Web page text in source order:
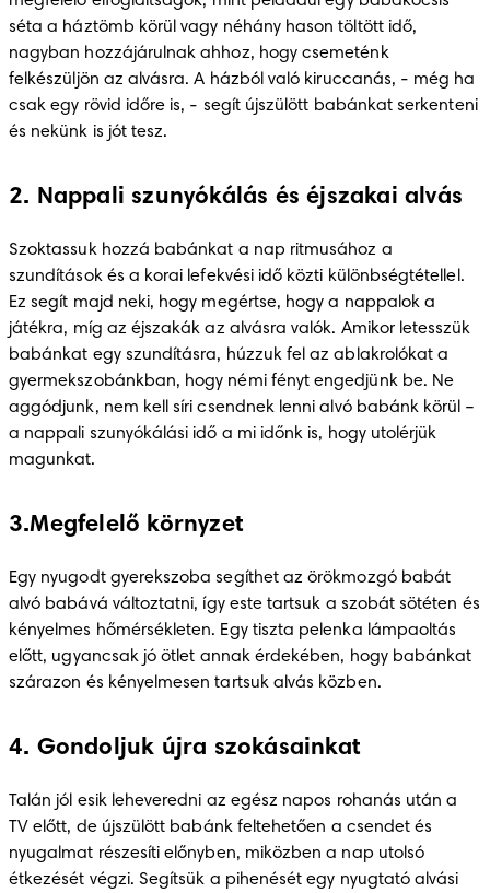
séta a háztömb körül vagy néhány hason töltött idő,
nagyban hozzájárulnak ahhoz, hogy csemeténk
felkészüljön az alvásra. A házból való kiruccanás, - még ha
csak egy rövid időre is, - segít újszülött babánkat serkenteni
és nekünk is jót tesz.
2. Nappali szunyókálás és éjszakai alvás
Szoktassuk hozzá babánkat a nap ritmusához a
szundítások és a korai lefekvési idő közti különbségtétellel.
Ez segít majd neki, hogy megértse, hogy a nappalok a
játékra, míg az éjszakák az alvásra valók. Amikor letesszük
babánkat egy szundításra, húzzuk fel az ablakrolókat a
gyermekszobánkban, hogy némi fényt engedjünk be. Ne
aggódjunk, nem kell síri csendnek lenni alvó babánk körül –
a nappali szunyókálási idő a mi időnk is, hogy utolérjük
magunkat.
3.Megfelelő környzet
Egy nyugodt gyerekszoba segíthet az örökmozgó babát
alvó babává változtatni, így este tartsuk a szobát sötéten és
kényelmes hőmérsékleten. Egy tiszta pelenka lámpaoltás
előtt, ugyancsak jó ötlet annak érdekében, hogy babánkat
szárazon és kényelmesen tartsuk alvás közben.
4. Gondoljuk újra szokásainkat
Talán jól esik leheveredni az egész napos rohanás után a
TV előtt, de újszülött babánk feltehetően a csendet és
nyugalmat részesíti előnyben, miközben a nap utolsó
étkezését végzi. Segítsük a pihenését egy nyugtató alvási